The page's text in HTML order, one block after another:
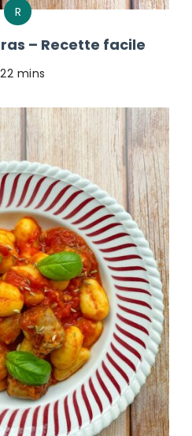
R
– Recette facile
22 mins